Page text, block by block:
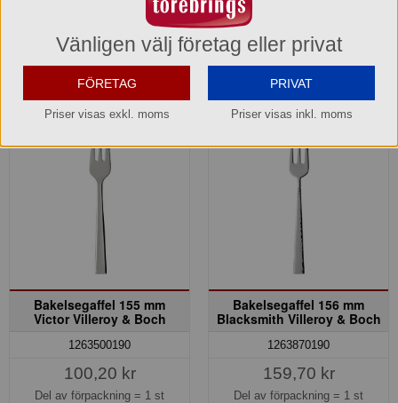
Köp » Köp »
Bakelsegaffel 155 mm
Victor Villeroy & Boch
1263500190
100,20 kr
Del av förpackning = 1 st
Bakelsegaffel 156 mm
Blacksmith Villeroy & Boch
1263870190
159,70 kr
Del av förpackning = 1 st
Vänligen välj företag eller privat
FÖRETAG
Priser visas exkl. moms
PRIVAT
Priser visas inkl. moms